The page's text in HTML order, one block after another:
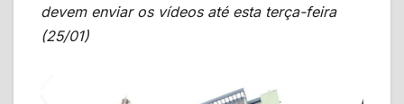
devem enviar os vídeos até esta terça-feira
(25/01)